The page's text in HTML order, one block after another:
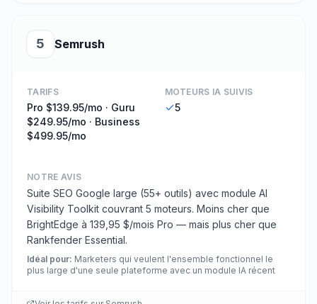
5 Semrush
TARIFS
Pro $139.95/mo · Guru
$249.95/mo · Business
$499.95/mo
MOTEURS IA SUIVIS
5
NOTRE AVIS
Suite SEO Google large (55+ outils) avec module AI
Visibility Toolkit couvrant 5 moteurs. Moins cher que
BrightEdge à 139,95 $/mois Pro — mais plus cher que
Rankfender Essential.
Idéal pour: Marketers qui veulent l'ensemble fonctionnel le
plus large d'une seule plateforme avec un module IA récent